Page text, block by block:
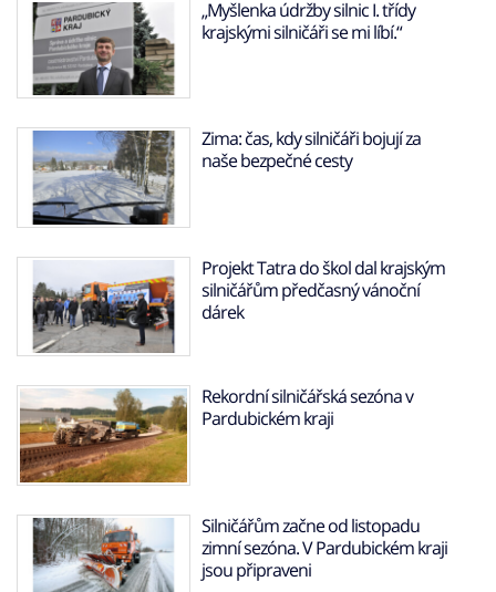
„Myšlenka údržby silnic I. třídy
krajskými silničáři se mi líbí.“
Zima: čas, kdy silničáři bojují za
naše bezpečné cesty
Projekt Tatra do škol dal krajským
silničářům předčasný vánoční
dárek
Rekordní silničářská sezóna v
Pardubickém kraji
Silničářům začne od listopadu
zimní sezóna. V Pardubickém kraji
jsou připraveni